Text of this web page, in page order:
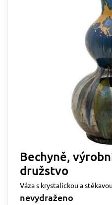
Bechyně,
družstvo
Váza s krystalickou a
nevydraženo